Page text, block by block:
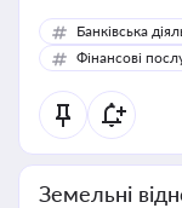
Банківська
Фінансові
Земельні